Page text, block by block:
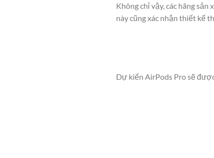
Không chỉ vậy, các hãng
này cũng xác nhận thiết kế
Dự kiến AirPods Pro sẽ